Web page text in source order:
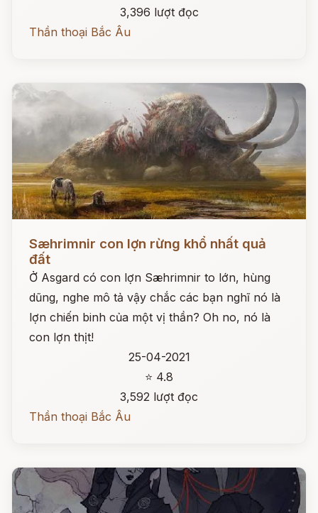
3,396 lượt đọc
Thần thoại Bắc Âu
Sæhrimnir con lợn rừng khổ nhất quả
đất
Ở Asgard có con lợn Sæhrimnir to lớn, hùng
dũng, nghe mô tả vậy chắc các bạn nghĩ nó là
lợn chiến binh của một vị thần? Oh no, nó là
con lợn thịt!
25-04-2021
⭐ 4.8
3,592 lượt đọc
Thần thoại Bắc Âu